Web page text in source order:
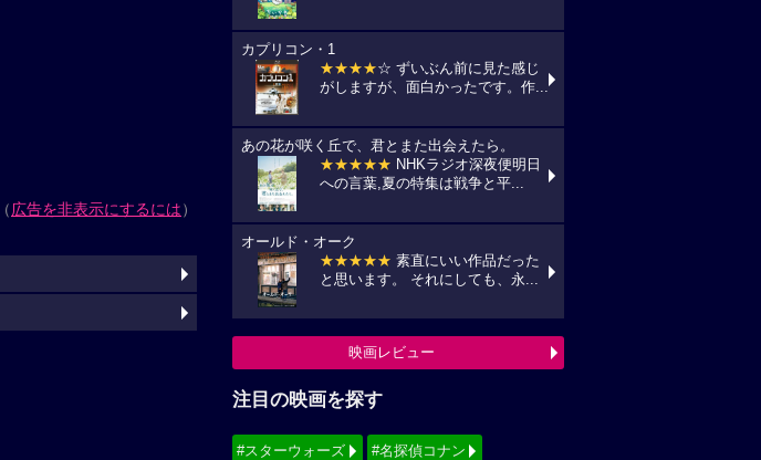
（広告を非表示にするには）
カプリコン・1
★★★★☆ ずいぶん前に見た感じ
がしますが、面白かったです。作...
あの花が咲く丘で、君とまた出会えたら。
★★★★★ NHKラジオ深夜便明日
への言葉,夏の特集は戦争と平...
オールド・オーク
★★★★★ 素直にいい作品だった
と思います。 それにしても、永...
映画レビュー
注目の映画を探す
#スターウォーズ #名探偵コナン